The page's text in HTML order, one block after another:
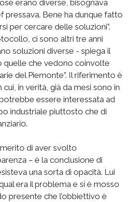
erano diverse, bisognava
pressava. Bene ha dunque fatto
per cercare delle soluzioni”.
ci sono altri tre anni
soluzioni diverse - spiega il
quelle che vedono coinvolte
del Piemonte”. Il riferimento è
in verità, già da mesi sono in
essere interessata ad
industriale piuttosto che di
di aver svolto
– è la conclusione di
una sorta di opacità. Lui
era il problema e si è mosso
presente che l’obbiettivo è